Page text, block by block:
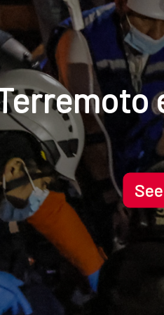
AECID